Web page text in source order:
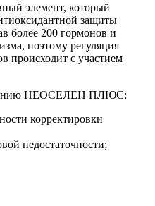
элемент, который
защиты
более 200 гормонов и
поэтому регуляция
происходит с участием
НЕОСЕЛЕН ПЛЮС:
корректировки
недостаточности;